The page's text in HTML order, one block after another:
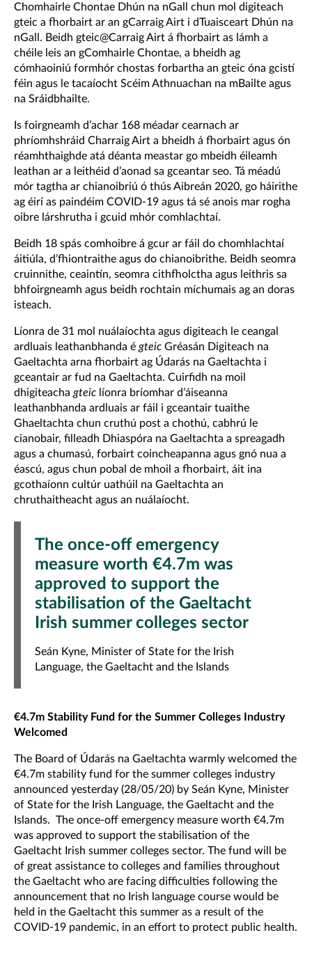
Chomhairle Chontae Dhún na nGall chun mol digiteach
gteic a fhorbairt ar an gCarraig Airt i dTuaisceart Dhún na
nGall. Beidh gteic@Carraig Airt á fhorbairt as lámh a
chéile leis an gComhairle Chontae, a bheidh ag
cómhaoiniú formhór chostas forbartha an gteic óna gcistí
féin agus le tacaíocht Scéim Athnuachan na mBailte agus
na Sráidbhailte.
Is foirgneamh d’achar 168 méadar cearnach ar
phríomhshráid Charraig Airt a bheidh á fhorbairt agus ón
réamhthaighde atá déanta meastar go mbeidh éileamh
leathan ar a leithéid d’aonad sa gceantar seo. Tá méadú
mór tagtha ar chianoibriú ó thús Aibreán 2020, go háirithe
ag éirí as paindéim COVID-19 agus tá sé anois mar rogha
oibre lárshrutha i gcuid mhór comhlachtaí.
Beidh 18 spás comhoibre á gcur ar fáil do chomhlachtaí
áitiúla, d’fhiontraithe agus do chianoibrithe. Beidh seomra
cruinnithe, ceaintín, seomra cithfholctha agus leithris sa
bhfoirgneamh agus beidh rochtain míchumais ag an doras
isteach.
Líonra de 31 mol nuálaíochta agus digiteach le ceangal
ardluais leathanbhanda é gteic Gréasán Digiteach na
Gaeltachta arna fhorbairt ag Údarás na Gaeltachta i
gceantair ar fud na Gaeltachta. Cuirfidh na moil
dhigiteacha gteic líonra bríomhar d’áiseanna
leathanbhanda ardluais ar fáil i gceantair tuaithe
Ghaeltachta chun cruthú post a chothú, cabhrú le
cianobair, filleadh Dhiaspóra na Gaeltachta a spreagadh
agus a chumasú, forbairt coincheapanna agus gnó nua a
éascú, agus chun pobal de mhoil a fhorbairt, áit ina
gcothaíonn cultúr uathúil na Gaeltachta an
chruthaitheacht agus an nuálaíocht.
The once-off emergency
measure worth €4.7m was
approved to support the
stabilisation of the Gaeltacht
Irish summer colleges sector
Seán Kyne, Minister of State for the Irish
Language, the Gaeltacht and the Islands
€4.7m Stability Fund for the Summer Colleges Industry
Welcomed
The Board of Údarás na Gaeltachta warmly welcomed the
€4.7m stability fund for the summer colleges industry
announced yesterday (28/05/20) by Seán Kyne, Minister
of State for the Irish Language, the Gaeltacht and the
Islands. The once-off emergency measure worth €4.7m
was approved to support the stabilisation of the
Gaeltacht Irish summer colleges sector. The fund will be
of great assistance to colleges and families throughout
the Gaeltacht who are facing difficulties following the
announcement that no Irish language course would be
held in the Gaeltacht this summer as a result of the
COVID-19 pandemic, in an effort to protect public health.